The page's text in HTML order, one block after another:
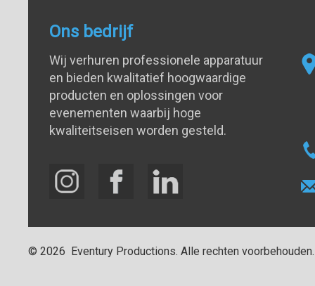
Ons bedrijf
Wij verhuren professionele apparatuur
en bieden kwalitatief hoogwaardige
producten en oplossingen voor
evenementen waarbij hoge
kwaliteitseisen worden gesteld.
© 2026 Eventury Productions. Alle rechten voorbehouden.